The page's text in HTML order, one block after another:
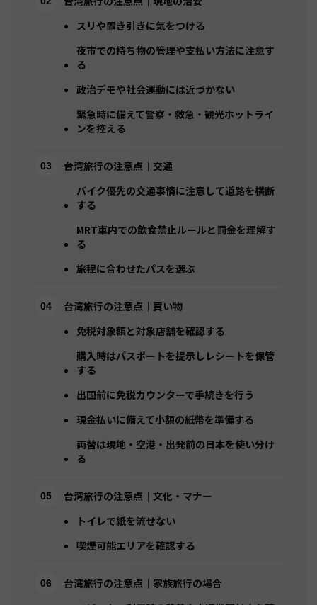
スリや置き引きに気をつける
夜市での持ち物の管理や支払い方法に注意す
る
政治デモや社会運動には近づかない
緊急時に備えて警察・救急・観光ホットライ
ンを控える
台湾旅行の注意点｜交通
バイク優先の交通事情に注意して道路を横断
する
MRT車内での飲食禁止ルールと罰金を理解す
る
旅程に合わせたパスを選ぶ
台湾旅行の注意点｜買い物
免税対象額と対象店舗を確認する
購入時はパスポートを提示しレシートを保管
する
出国前に免税カウンターで手続きを行う
現金払いに備えて小額の紙幣を準備する
両替は現地・空港・出発前の日本を使い分け
る
台湾旅行の注意点｜文化・マナー
トイレで紙を流せない
喫煙可能エリアを確認する
台湾旅行の注意点｜家族旅行の場合